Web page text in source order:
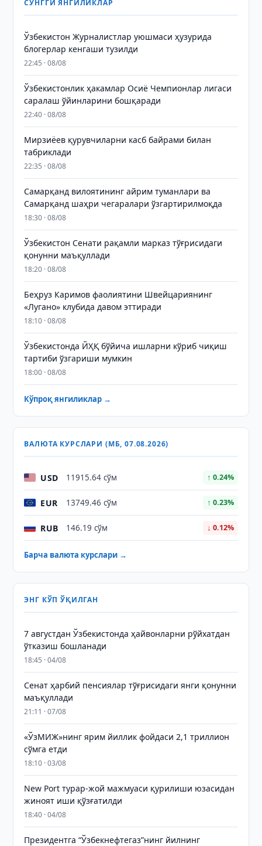
СЎНГГИ ЯНГИЛИКЛАР
Ўзбекистон Журналистлар уюшмаси ҳузурида
блогерлар кенгаши тузилди
22:45 · 08/08
Ўзбекистонлик ҳакамлар Осиё Чемпионлар лигаси
саралаш ўйинларини бошқаради
22:40 · 08/08
Мирзиёев қурувчиларни касб байрами билан
табриклади
22:35 · 08/08
Самарқанд вилоятининг айрим туманлари ва
Самарқанд шаҳри чегаралари ўзгартирилмоқда
18:30 · 08/08
Ўзбекистон Сенати рақамли марказ тўғрисидаги
қонунни маъқуллади
18:20 · 08/08
Беҳруз Каримов фаолиятини Швейцариянинг
«Лугано» клубида давом эттиради
18:10 · 08/08
Ўзбекистонда ЙҲҚ бўйича ишларни кўриб чиқиш
тартиби ўзгариши мумкин
18:00 · 08/08
Кўпроқ янгиликлар →
ВАЛЮТА КУРСЛАРИ (МБ, 07.08.2026)
USD 11915.64 сўм ↑ 0.24%
EUR 13749.46 сўм ↑ 0.23%
RUB 146.19 сўм ↓ 0.12%
Барча валюта курслари →
ЭНГ КЎП ЎҚИЛГАН
7 августдан Ўзбекистонда ҳайвонларни рўйхатдан
ўтказиш бошланади
18:45 · 04/08
Сенат ҳарбий пенсиялар тўғрисидаги янги қонунни
маъқуллади
21:11 · 07/08
«ЎзМИЖ»нинг ярим йиллик фойдаси 2,1 триллион
сўмга етди
18:10 · 03/08
New Port турар-жой мажмуаси қурилиши юзасидан
жиноят иши қўзғатилди
18:40 · 04/08
Президентга “Ўзбекнефтегаз”нинг йилнинг